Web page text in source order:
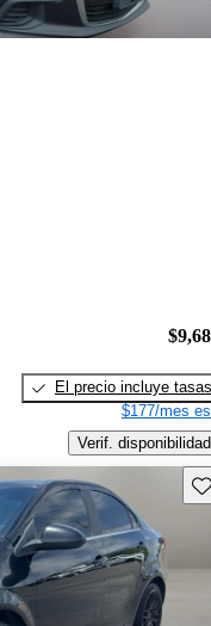
El precio incluye tasas
$177/mes
Verif. disponibilidad